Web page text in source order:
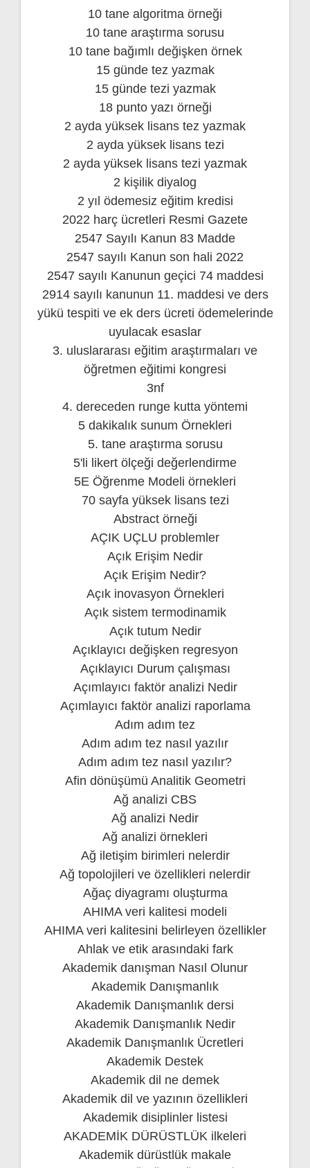
10 tane algoritma örneği
10 tane araştırma sorusu
10 tane bağımlı değişken örnek
15 günde tez yazmak
15 günde tezi yazmak
18 punto yazı örneği
2 ayda yüksek lisans tez yazmak
2 ayda yüksek lisans tezi
2 ayda yüksek lisans tezi yazmak
2 kişilik diyalog
2 yıl ödemesiz eğitim kredisi
2022 harç ücretleri Resmi Gazete
2547 Sayılı Kanun 83 Madde
2547 sayılı Kanun son hali 2022
2547 sayılı Kanunun geçici 74 maddesi
2914 sayılı kanunun 11. maddesi ve ders
yükü tespiti ve ek ders ücreti ödemelerinde
uyulacak esaslar
3. uluslararası eğitim araştırmaları ve
öğretmen eğitimi kongresi
3nf
4. dereceden runge kutta yöntemi
5 dakikalık sunum Örnekleri
5. tane araştırma sorusu
5'li likert ölçeği değerlendirme
5E Öğrenme Modeli örnekleri
70 sayfa yüksek lisans tezi
Abstract örneği
AÇIK UÇLU problemler
Açık Erişim Nedir
Açık Erişim Nedir?
Açık inovasyon Örnekleri
Açık sistem termodinamik
Açık tutum Nedir
Açıklayıcı değişken regresyon
Açıklayıcı Durum çalışması
Açımlayıcı faktör analizi Nedir
Açımlayıcı faktör analizi raporlama
Adım adım tez
Adım adım tez nasıl yazılır
Adım adım tez nasıl yazılır?
Afin dönüşümü Analitik Geometri
Ağ analizi CBS
Ağ analizi Nedir
Ağ analizi örnekleri
Ağ iletişim birimleri nelerdir
Ağ topolojileri ve özellikleri nelerdir
Ağaç diyagramı oluşturma
AHIMA veri kalitesi modeli
AHIMA veri kalitesini belirleyen özellikler
Ahlak ve etik arasındaki fark
Akademik danışman Nasıl Olunur
Akademik Danışmanlık
Akademik Danışmanlık dersi
Akademik Danışmanlık Nedir
Akademik Danışmanlık Ücretleri
Akademik Destek
Akademik dil ne demek
Akademik dil ve yazının özellikleri
Akademik disiplinler listesi
AKADEMİK DÜRÜSTLÜK ilkeleri
Akademik dürüstlük makale